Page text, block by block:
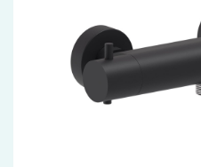
Installatiemateriaal
Klimaatbeheersing
PVC